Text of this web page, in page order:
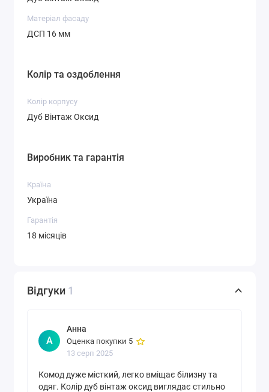
Матеріал фасаду
ДСП 16 мм
Колір та оздоблення
Колір корпусу
Дуб Вінтаж Оксид
Виробник та гарантія
Країна
Україна
Гарантія
18 місяців
Відгуки 1
А
Анна
Оценка покупки 5
13 серп 2025
Комод дуже місткий, легко вміщає білизну та
одяг. Колір дуб вінтаж оксид виглядає стильно